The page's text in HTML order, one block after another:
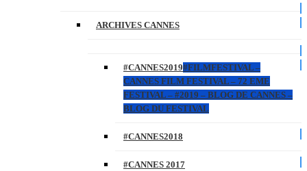
ARCHIVES CANNES
#CANNES2019#FILMFESTIVAL –
CANNES FILM FESTIVAL – 72 EME
FESTIVAL – #2019 – BLOG DE CANNES –
BLOG DU FESTIVAL
#CANNES2018
#CANNES 2017